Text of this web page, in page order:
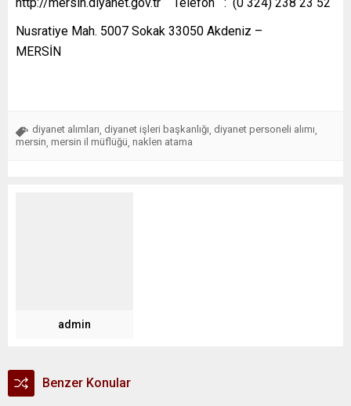
Nusratiye Mah. 5007 Sokak 33050 Akdeniz –
MERSİN
diyanet alımları diyanet işleri başkanlığı diyanet personeli alımı
mersin mersin il müflüğü naklen atama
admin
Benzer Konular